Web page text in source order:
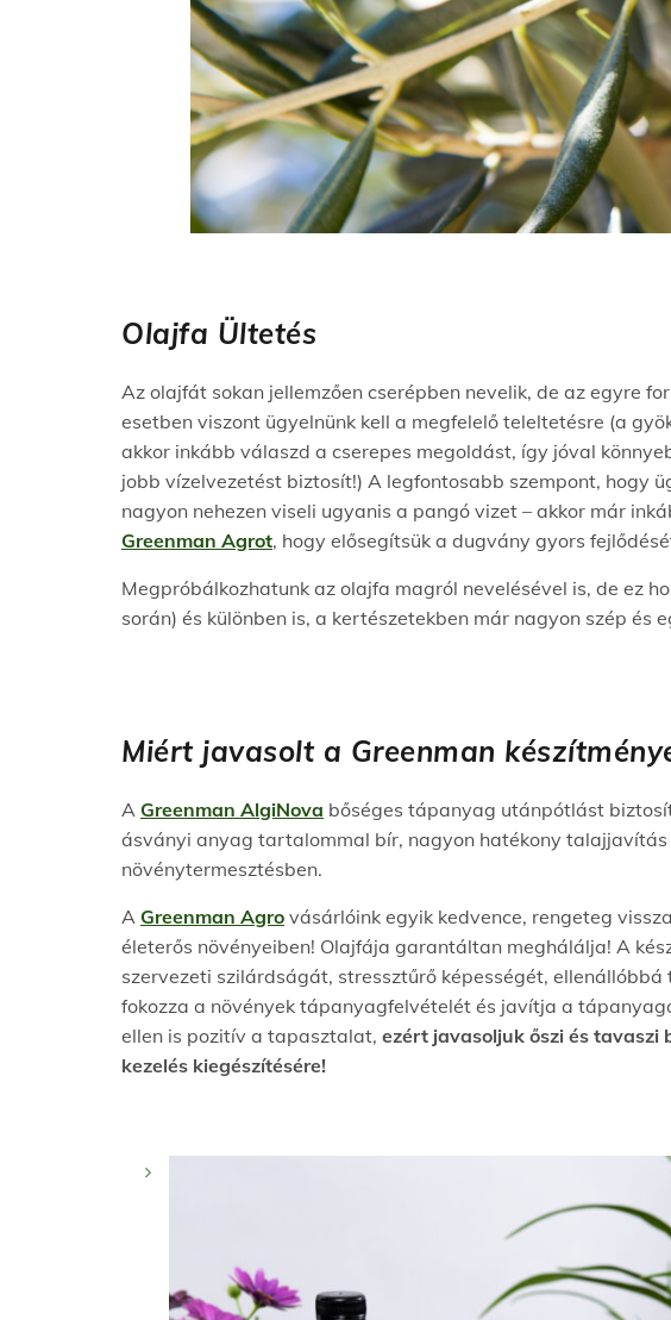
Olajfa Ültetés
Az olajfát sokan jellemzően cserépben nevelik, de az egyre
esetben viszont ügyelnünk kell a megfelelő teleltetésre (a
akkor inkább válaszd a cserepes megoldást, így jóval
jobb vízelvezetést biztosít!) A legfontosabb szempont, hogy
nagyon nehezen viseli ugyanis a pangó vizet – akkor már
Greenman Agrot, hogy elősegítsük a dugvány gyors
Megpróbálkozhatunk az olajfa magról nevelésével is, de ez
során) és különben is, a kertészetekben már nagyon szép és
Miért javasolt a Greenman
A Greenman AlgiNova bőséges tápanyag utánpótlást
ásványi anyag tartalommal bír, nagyon hatékony
növénytermesztésben.
A Greenman Agro vásárlóink egyik kedvence, rengeteg
életerős növényeiben! Olajfája garantáltan meghálálja! A
szervezeti szilárdságát, stressztűrő képességét,
fokozza a növények tápanyagfelvételét és javítja a
ellen is pozitív a tapasztalat, ezért javasoljuk őszi és tavaszi
kezelés kiegészítésére!